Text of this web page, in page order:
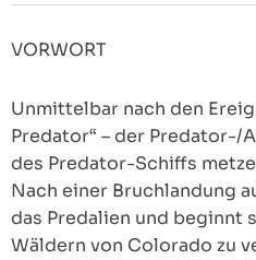
VORWORT
Unmittelbar nach den
Predator“ – der Predator-/
des Predator-Schiffs
Nach einer Bruchlandung
das Predalien und beginnt
Wäldern von Colorado zu